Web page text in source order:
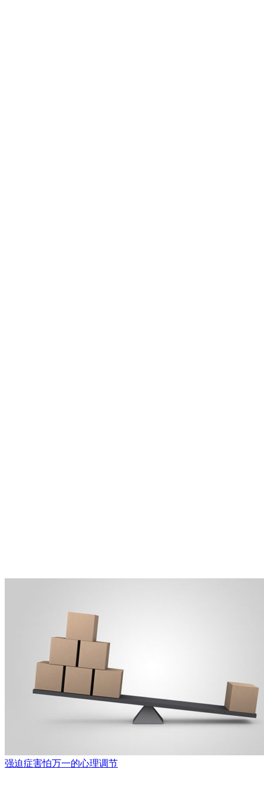
强迫症害怕万一的心理调节